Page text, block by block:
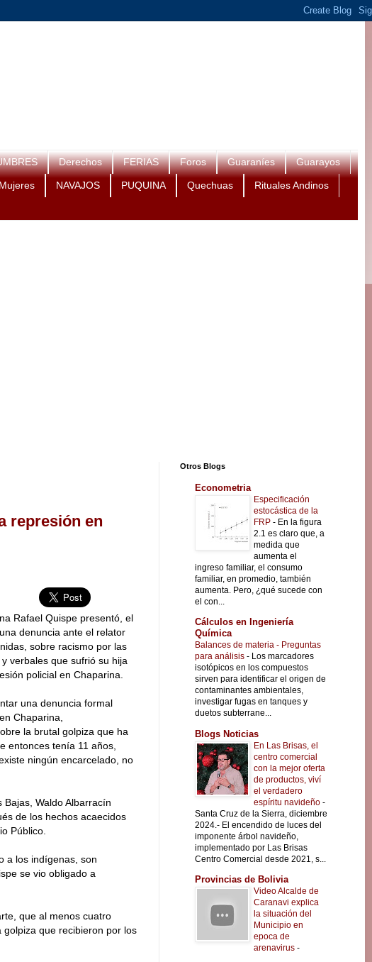
Derechos FERIAS Foros Guaraníes Guarayos
Mujeres NAVAJOS PUQUINA Quechuas Rituales Andinos
represión en
Rafael Quispe presentó, el
denuncia ante el relator
sobre racismo por las
verbales que sufrió su hija
policial en Chaparina.
una denuncia formal
Chaparina,
la brutal golpiza que ha
entonces tenía 11 años,
ningún encarcelado, no
Waldo Albarracín
de los hechos acaecidos
Público.
a los indígenas, son
se vio obligado a
que al menos cuatro
que recibieron por los
Otros Blogs
Econometria
Especificación
estocástica de la
FRP - En la figura
2.1 es claro que, a
medida que
aumenta el
ingreso familiar, el consumo
familiar, en promedio, también
aumenta. Pero, ¿qué sucede con
el con...
Cálculos en Ingeniería
Química
Balances de materia - Preguntas
para análisis - Los marcadores
isotópicos en los compuestos
sirven para identificar el origen de
contaminantes ambientales,
investigar fugas en tanques y
duetos subterrane...
Blogs Noticias
En Las Brisas, el
centro comercial
con la mejor oferta
de productos, viví
el verdadero
espíritu navideño -
Santa Cruz de la Sierra, diciembre
2024.- El encendido de luces del
imponente árbol navideño,
implementado por Las Brisas
Centro Comercial desde 2021, s...
Provincias de Bolivia
Video Alcalde de
Caranavi explica
la situación del
Municipio en
epoca de
arenavirus -